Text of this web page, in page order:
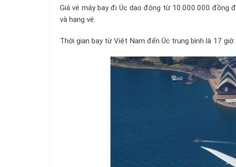
Giá vé máy bay đi Úc dao động từ 10.000.000 đồng
và hạng vé.
Thời gian bay từ Việt Nam đến Úc trung bình là 17 giờ.